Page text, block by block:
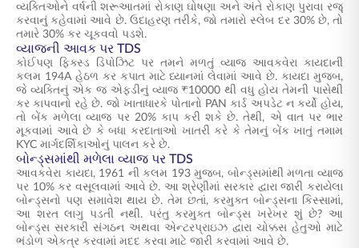
વ્યક્તિઓને વર્ષની શરૂઆતમાં રોકાણ ઘોષણા અને અંતે રોકાણ પુરાવા રજૂ
કરવાનું કહેવામાં આવે છે. ઉદાહરણ તરીકે, જો તમારો સ્લેબ દર 30% છે, તો
તમારે 30% કર ચૂકવવો પડશે.
વ્યાજની આવક પર TDS
કોઈપણ ફિક્સ્ડ ડિપોઝિટ પર તમને મળતું વ્યાજ આવકવેરા કાયદાની
કલમ 194A હેઠળ કર કપાત માટે ધ્યાનમાં લેવામાં આવે છે. કાયદા મુજબ,
જે વ્યક્તિનું એક જ એફડીનું વ્યાજ ₹10000 થી વધુ હોય તેમની પાસેથી
કર કાપવાનો રહે છે. જો ખાતાધારકે પોતાનો PAN કાર્ડ અપડેટ ન કર્યો હોય,
તો બેંક મળેલા વ્યાજ પર 20% કાપ કરી શકે છે. તેથી, એ વાત પર ભાર
મૂકવામાં આવે છે કે બધા કરદાતાઓ ખાતરી કરે કે તેમનું બેંક ખાતું તમામ
KYC માર્ગદર્શિકાઓનું પાલન કરે છે.
બોન્ડ્સમાંથી મળેલા વ્યાજ પર TDS
આવકવેરા કાયદા, 1961 ની કલમ 193 મુજબ, બોન્ડ્સમાંથી મળતા વ્યાજ
પર 10% કર વસૂલવામાં આવે છે. આ શ્રેણીમાં સરકાર દ્વારા જારી કરાયેલા
બોન્ડ્સનો પણ સમાવેશ થાય છે. તેમ છતાં, કરમુક્ત બોન્ડ્સના કિસ્સામાં,
આ શરત લાગુ પડતી નથી. પરંતુ કરમુક્ત બોન્ડ્સ ખરેખર શું છે? આ
બોન્ડ્સ સરકારી સંગઠન અથવા એન્ટરપ્રાઇઝ દ્વારા ચોક્કસ હેતુઓ માટે
ભંડોળ એકત્ર કરવામાં મદદ કરવા માટે જારી કરવામાં આવે છે.